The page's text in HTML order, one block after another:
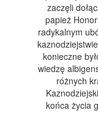
zaczęli
papież
radykalnym
konieczne
wiedzę
różnych
końca życia